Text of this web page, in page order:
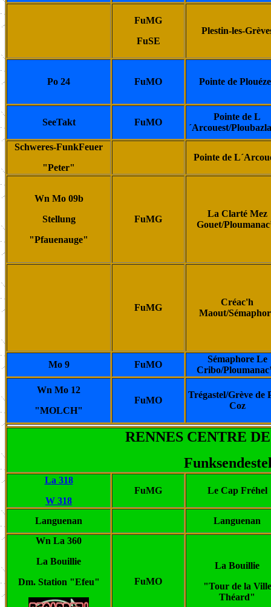
FuMG
FuSE
Plestin-les-
Po 24 FuMO Pointe de
SeeTakt FuMO
Pointe de L
´Arcouest/
Schweres-FunkFeuer
"Peter"
Pointe de
Wn Mo 09b
Stellung
"Pfauenauge"
FuMG
La Clarté Mez
Gouet/
FuMG
Créac'h
Maout/
Mo 9 FuMO
Sémaphore Le
Cribo/
Wn Mo 12
"MOLCH"
FuMO
Trégastel/Grève de
Coz
RENNES CENTRE
La 318
W 318
FuMG Le Cap Fréhel
Languenan
Languenan
Wn La 360
La Bouillie
Dm. Station "Efeu"
FuMO
La Bouillie
"Tour de la Ville
Théard"